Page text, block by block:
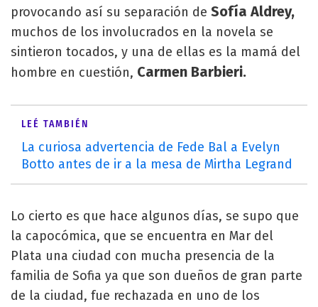
provocando así su separación de Sofía Aldrey,
muchos de los involucrados en la novela se
sintieron tocados, y una de ellas es la mamá del
hombre en cuestión, Carmen Barbieri.
LEÉ TAMBIÉN
La curiosa advertencia de Fede Bal a Evelyn
Botto antes de ir a la mesa de Mirtha Legrand
Lo cierto es que hace algunos días, se supo que
la capocómica, que se encuentra en Mar del
Plata una ciudad con mucha presencia de la
familia de Sofia ya que son dueños de gran parte
de la ciudad, fue rechazada en uno de los